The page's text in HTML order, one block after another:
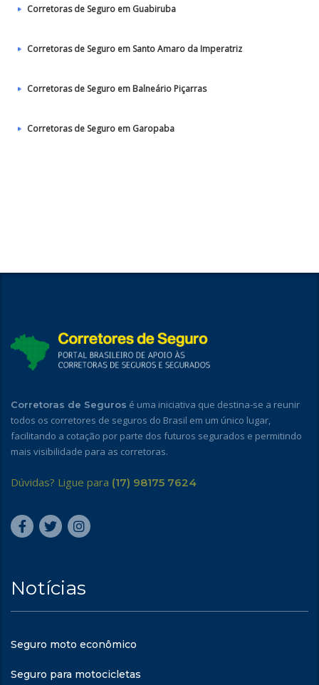
Corretoras de Seguro em Guabiruba
Corretoras de Seguro em Santo Amaro da Imperatriz
Corretoras de Seguro em Balneário Piçarras
Corretoras de Seguro em Garopaba
Corretoras de Seguros é uma iniciativa que destina-se a reunir
todos os corretores de seguros do Brasil em um único lugar,
facilitando a cotação por parte dos futuros segurados e permitindo
mais visibilidade para as corretoras.
Dúvidas? Ligue para (17) 98175 7624
Notícias
Seguro moto econômico
Seguro para motocicletas